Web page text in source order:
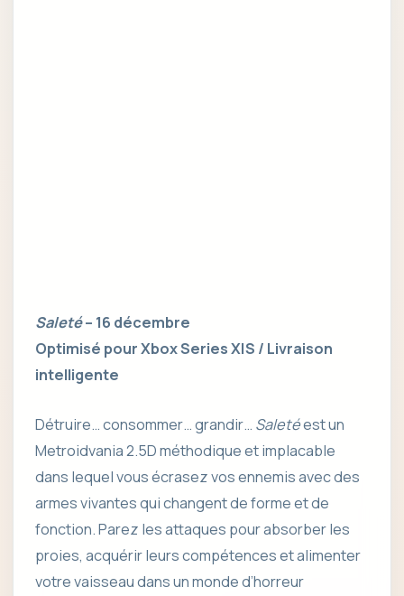
Saleté– 16 décembre
Optimisé pour Xbox Series X|S / Livraison
intelligente
Détruire… consommer… grandir… Saletéest un
Metroidvania 2.5D méthodique et implacable
dans lequel vous écrasez vos ennemis avec des
armes vivantes qui changent de forme et de
fonction. Parez les attaques pour absorber les
proies, acquérir leurs compétences et alimenter
votre vaisseau dans un monde d’horreur